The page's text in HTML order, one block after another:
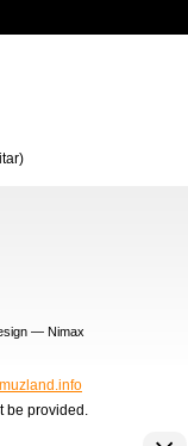
— Nimax
be provided.